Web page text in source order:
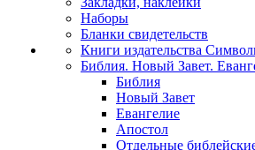
Наборы
Бланки свидетельств
Книги издательства
Библия. Новый Завет.
Библия
Новый Завет
Евангелие
Апостол
Отдельные